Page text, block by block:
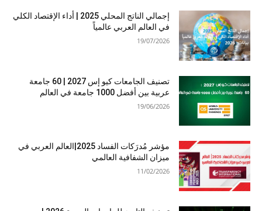
إجمالي الناتج المحلي 2025 | أداء الإقتصاد الكلي
في العالم العربي عالمياً
19/07/2026
تصنيف الجامعات كيو إس 2027 | 60 جامعة
عربية بين أفضل 1000 جامعة في العالم
19/06/2026
مؤشر مُدرَكات الفساد 2025|العالم العربي في
ميزان الشفافية العالمي
11/02/2026